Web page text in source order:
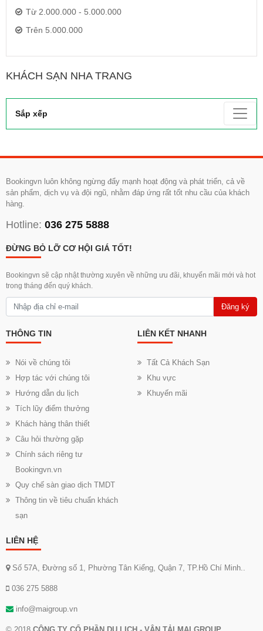
KHÁCH SẠN NHA TRANG
Sắp xếp
Từ 2.000.000 - 5.000.000
Trên 5.000.000
Bookingvn luôn không ngừng đẩy mạnh hoạt động và phát triển, cả về
sản phẩm, dịch vụ và đội ngũ, nhằm đáp ứng rất tốt nhu cầu của khách
hàng.
Hotline: 036 275 5888
ĐỪNG BỎ LỠ CƠ HỘI GIÁ TỐT!
Bookingvn sẽ cập nhật thường xuyên về những ưu đãi, khuyến mãi mới và hot
trong tháng đến quý khách.
Đăng ký
THÔNG TIN
Nói về chúng tôi
Hợp tác với chúng tôi
Hướng dẫn du lịch
Tích lũy điểm thưởng
Khách hàng thân thiết
Câu hỏi thường gặp
Chính sách riêng tư
Bookingvn.vn
Quy chế sàn giao dịch TMDT
Thông tin về tiêu chuẩn khách
sạn
LIÊN KẾT NHANH
Tất Cả Khách Sạn
Khu vực
Khuyến mãi
LIÊN HỆ
Số 57A, Đường số 1, Phường Tân Kiểng, Quận 7, TP.Hồ Chí Minh..
036 275 5888
info@maigroup.vn